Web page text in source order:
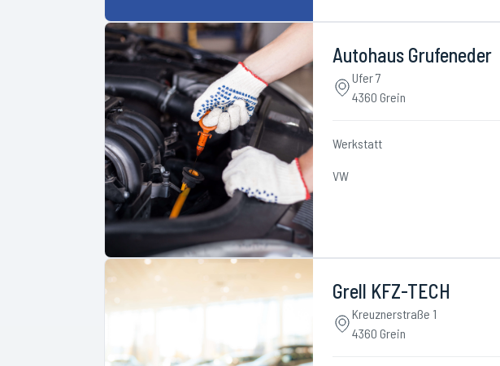
Autohaus Grufeneder
Ufer 7
4360 Grein
Werkstatt
VW
Grell KFZ-TECH
Kreuznerstraße 1
4360 Grein